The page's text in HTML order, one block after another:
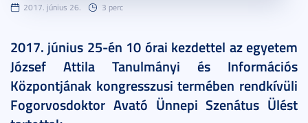
2017. június 26. 3 perc
2017. június 25-én 10 órai kezdettel az egyetem
József Attila Tanulmányi és Információs
Központjának kongresszusi termében rendkívüli
Fogorvosdoktor Avató Ünnepi Szenátus Ülést